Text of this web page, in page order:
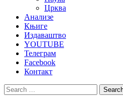
Црква
Анализе
Књиге
Издаваштво
YOUTUBE
Телеграм
Facebook
Контакт
Search
for: